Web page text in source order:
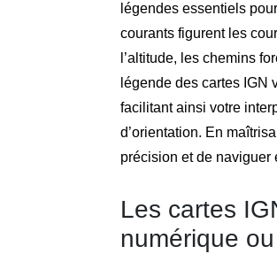
légendes essentiels
courants figurent les
l’altitude, les chemins
légende des cartes IGN
facilitant ainsi votre
d’orientation. En
précision et de naviguer
Les cartes
numérique